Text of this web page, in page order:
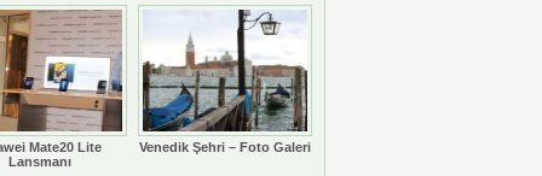
Mate20 Lite
Lansmanı
Venedik Şehri – Foto Galeri